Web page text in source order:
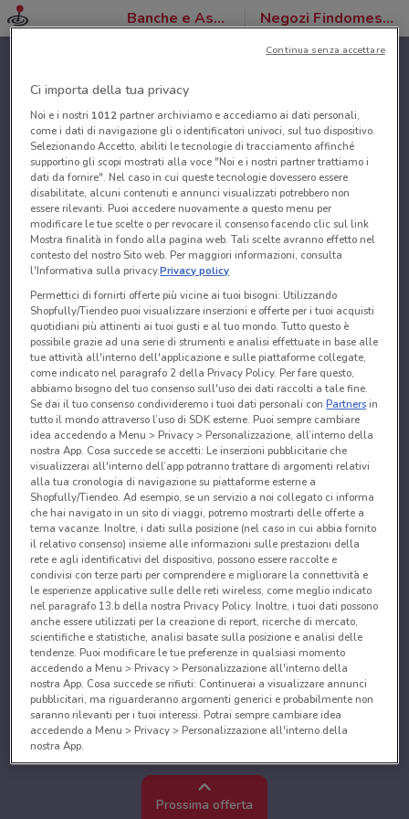
Banche e Assicurazioni Negozi Findomestic
Prossima offerta
Ci importa della tua privacy
Noi e i nostri 1012partner archiviamo e accediamo ai dati personali,
come i dati di navigazione gli o identificatori univoci, sul tuo dispositivo.
Selezionando Accetto, abiliti le tecnologie di tracciamento affinché
supportino gli scopi mostrati alla voce "Noi e i nostri partner trattiamo i
dati da fornire". Nel caso in cui queste tecnologie dovessero essere
disabilitate, alcuni contenuti e annunci visualizzati potrebbero non
essere rilevanti. Puoi accedere nuovamente a questo menu per
modificare le tue scelte o per revocare il consenso facendo clic sul link
Mostra finalità in fondo alla pagina web. Tali scelte avranno effetto nel
contesto del nostro Sito web. Per maggiori informazioni, consulta
l'Informativa sulla privacy.Privacy policy
Permettici di fornirti offerte più vicine ai tuoi bisogni: Utilizzando
Shopfully/Tiendeo puoi visualizzare inserzioni e offerte per i tuoi acquisti
quotidiani più attinenti ai tuoi gusti e al tuo mondo. Tutto questo è
possibile grazie ad una serie di strumenti e analisi effettuate in base alle
tue attività all'interno dell'applicazione e sulle piattaforme collegate,
come indicato nel paragrafo 2 della Privacy Policy. Per fare questo,
abbiamo bisogno del tuo consenso sull'uso dei dati raccolti a tale fine.
Se dai il tuo consenso condivideremo i tuoi dati personali conPartnersin
tutto il mondo attraverso l’uso di SDK esterne. Puoi sempre cambiare
idea accedendo a Menu > Privacy > Personalizzazione, all’interno della
nostra App. Cosa succede se accetti: Le inserzioni pubblicitarie che
visualizzerai all'interno dell’app potranno trattare di argomenti relativi
alla tua cronologia di navigazione su piattaforme esterne a
Shopfully/Tiendeo. Ad esempio, se un servizio a noi collegato ci informa
che hai navigato in un sito di viaggi, potremo mostrarti delle offerte a
tema vacanze. Inoltre, i dati sulla posizione (nel caso in cui abbia fornito
il relativo consenso) insieme alle informazioni sulle prestazioni della
rete e agli identificativi del dispositivo, possono essere raccolte e
condivisi con terze parti per comprendere e migliorare la connettività e
le esperienze applicative sulle delle reti wireless, come meglio indicato
nel paragrafo 13.b della nostra Privacy Policy. Inoltre, i tuoi dati possono
anche essere utilizzati per la creazione di report, ricerche di mercato,
scientifiche e statistiche, analisi basate sulla posizione e analisi delle
tendenze. Puoi modificare le tue preferenze in qualsiasi momento
accedendo a Menu > Privacy > Personalizzazione all'interno della
nostra App. Cosa succede se rifiuti: Continuerai a visualizzare annunci
pubblicitari, ma riguarderanno argomenti generici e probabilmente non
saranno rilevanti per i tuoi interessi. Potrai sempre cambiare idea
accedendo a Menu > Privacy > Personalizzazione all'interno della
nostra App.
Noi e i nostri partner trattiamo i dati per fornire:
Utilizzare dati di geolocalizzazione precisi. Scansione attiva delle
caratteristiche del dispositivo ai fini dell’identificazione. Archiviare
Continua senza accettare